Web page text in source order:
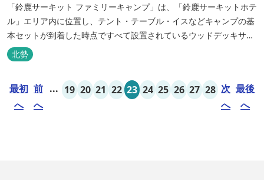
「鈴鹿サーキット ファミリーキャンプ」は、「鈴鹿サーキットホテ
ル」エリア内に位置し、テント・テーブル・イスなどキャンプの基
本セットが到着した時点ですべて設置されているウッドデッキサイ
トの他、初めてのキャンプでも安心して楽しめる設備が整ったキャ
ンプ場です。 さらに、手ぶらでキャンプをお楽しみいただけるよう
セットなどの食材も事前にご...
北勢
最初
へ
前
へ
... 19 20 21 22 23 24 25 26 27 28 次
へ
最後
へ